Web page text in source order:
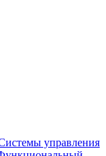
управления